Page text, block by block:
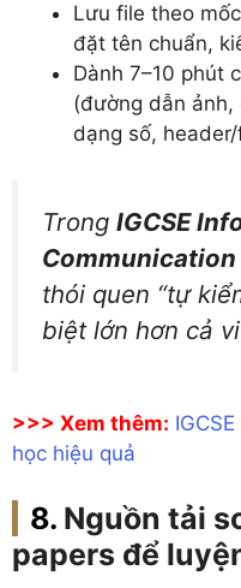
Lưu file theo
đặt tên chuẩn,
Dành 7–10 phút
(đường dẫn
dạng số,
Trong IGCSE
thói quen “tự
biệt lớn hơn cả
>>> Xem thêm:
học hiệu quả
Nguồn tải
papers để